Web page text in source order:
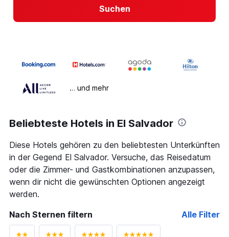
Suchen
… und mehr
Beliebteste Hotels in El Salvador
Diese Hotels gehören zu den beliebtesten Unterkünften
in der Gegend El Salvador. Versuche, das Reisedatum
oder die Zimmer- und Gastkombinationen anzupassen,
wenn dir nicht die gewünschten Optionen angezeigt
werden.
Nach Sternen filtern
Alle Filter